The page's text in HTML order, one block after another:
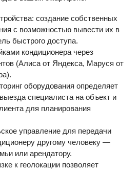
создание собственных
с возможностью вывести их в
быстрого доступа.
кондиционера через
(Алиса от Яндекса, Маруся от
оборудования определяет
специалиста на объект и
для планирования
управление для передачи
другому человеку —
или арендатору.
к геолокации позволяет